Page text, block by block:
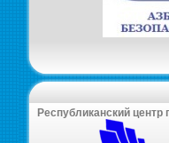
Республиканский